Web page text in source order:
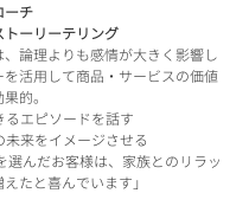
ーチ
トーリーテリング
論理よりも感情が大きく影響し
を活用して商品・サービスの価値
的。
るエピソードを話す
未来をイメージさせる
選んだお客様は、家族とのリラッ
たと喜んでいます」